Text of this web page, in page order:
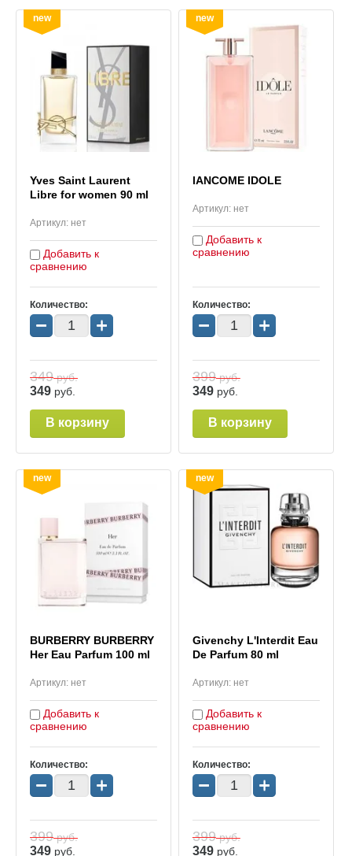
new
Yves Saint Laurent
Libre for women 90 ml
Артикул: нет
Добавить к
сравнению
Количество:
− +
349руб.
349 руб.
В корзину
new
lANCOME IDOLE
Артикул:нет
Добавить к
сравнению
Количество:
− +
399руб.
349 руб.
В корзину
new
BURBERRY BURBERRY
Her Eau Parfum 100 ml
Артикул: нет
Добавить к
сравнению
Количество:
− +
399руб.
349 руб.
new
Givenchy L'Interdit Eau
De Parfum 80 ml
Артикул:нет
Добавить к
сравнению
Количество:
− +
399руб.
349 руб.